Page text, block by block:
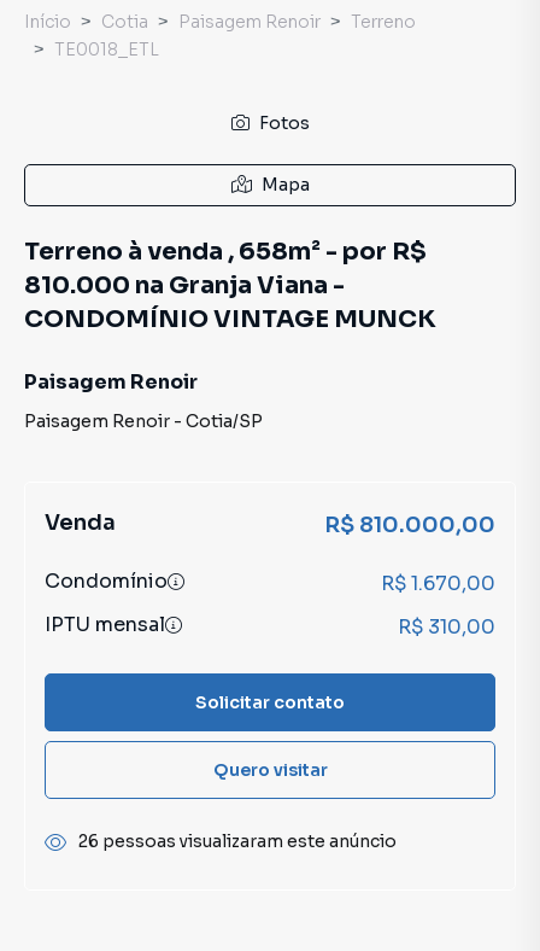
Início Cotia Paisagem Renoir
Terreno
TE0018_ETL
Fotos
Mapa
Terreno à venda , 658m² - por R$
810.000 na Granja Viana -
CONDOMÍNIO VINTAGE MUNCK
Paisagem Renoir
Paisagem Renoir - Cotia/SP
Venda R$ 810.000,00
Condomínio
R$ 1.670,00
IPTU mensal
R$ 310,00
Solicitar contato
Quero visitar
26 pessoas visualizaram este anúncio